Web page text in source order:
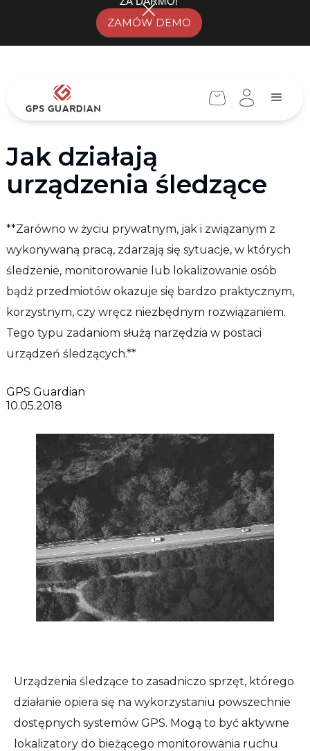
ZAMÓW DEMO
Jak działają
urządzenia śledzące
**Zarówno w życiu prywatnym, jak i związanym z
wykonywaną pracą, zdarzają się sytuacje, w których
śledzenie, monitorowanie lub lokalizowanie osób
bądź przedmiotów okazuje się bardzo praktycznym,
korzystnym, czy wręcz niezbędnym rozwiązaniem.
Tego typu zadaniom służą narzędzia w postaci
urządzeń śledzących.**
GPS Guardian
10.05.2018
Urządzenia śledzące to zasadniczo sprzęt, którego
działanie opiera się na wykorzystaniu powszechnie
dostępnych systemów GPS. Mogą to być aktywne
lokalizatory do bieżącego monitorowania ruchu